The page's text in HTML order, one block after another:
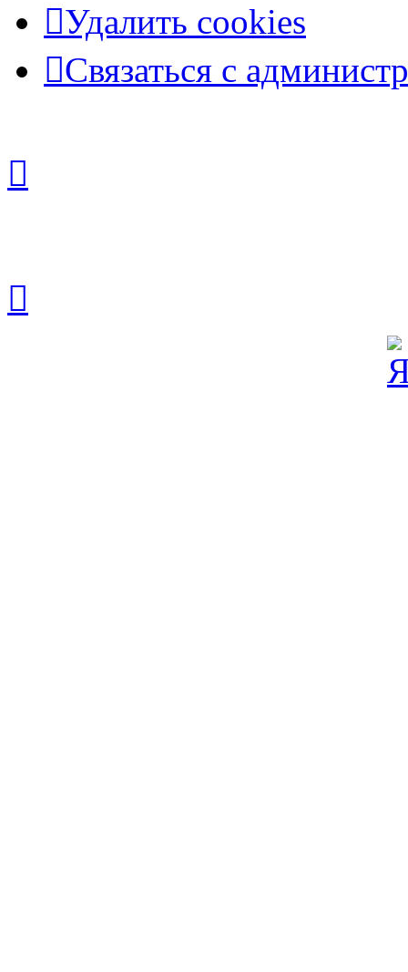
Удалить cookies
Связаться с